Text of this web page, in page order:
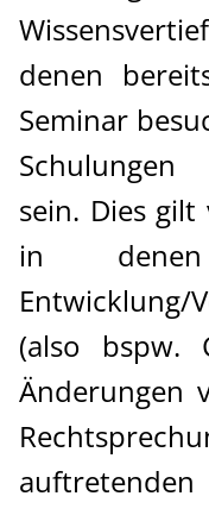
denen
Seminar
sein. Dies
in
Entwicklung/
(also bspw.
Änderungen